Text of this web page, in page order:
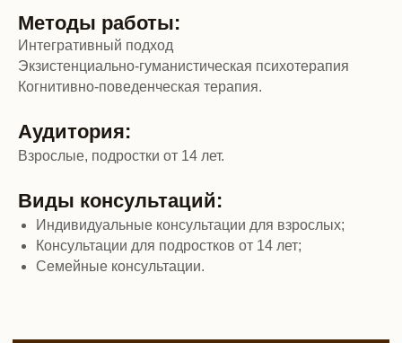
Методы работы:
Интегративный подход
Экзистенциально-гуманистическая психотерапия
Когнитивно-поведенческая терапия.
Аудитория:
Взрослые, подростки от 14 лет.
Виды консультаций:
Индивидуальные консультации для взрослых;
Консультации для подростков от 14 лет;
Семейные консультации.